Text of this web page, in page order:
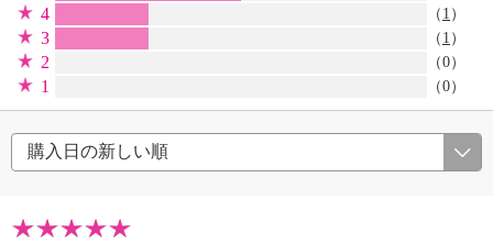
4 （ 1 ）
3 （ 1 ）
2 （0）
1 （0）